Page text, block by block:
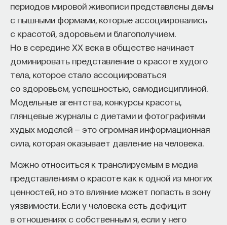
периодов мировой живописи представлены дамы
с пышными формами, которые ассоциировались
с красотой, здоровьем и благополучием.
Но в середине XX века в обществе начинает
доминировать представление о красоте худого
тела, которое стало ассоциироваться
со здоровьем, успешностью, самодисциплиной.
Модельные агентства, конкурсы красоты,
глянцевые журналы с диетами и фотографиями
худых моделей — это огромная информационная
сила, которая оказывает давление на человека.
Можно относиться к транслируемым в медиа
представлениям о красоте как к одной из многих
ценностей, но это влияние может попасть в зону
уязвимости. Если у человека есть дефицит
в отношениях с собственным я, если у него